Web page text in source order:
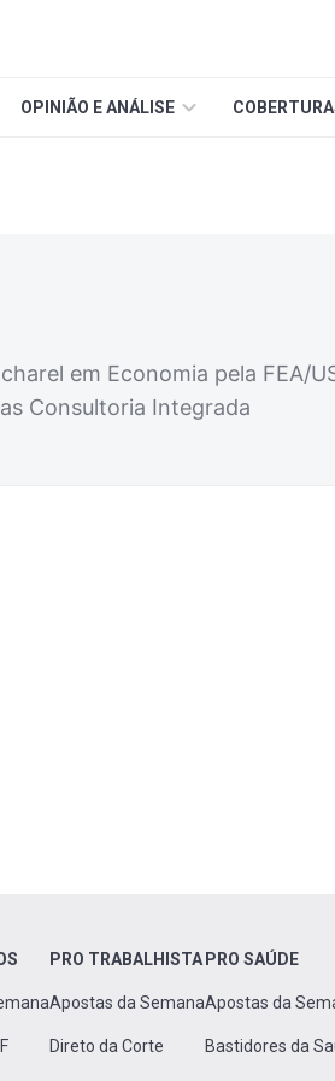
OPINIÃO E ANÁLISE
em Economia pela FEA/
Consultoria Integrada
PRO TRABALHISTA
Apostas da Semana
Direto da Corte
PRO SAÚDE
Apostas da
Bastidores da